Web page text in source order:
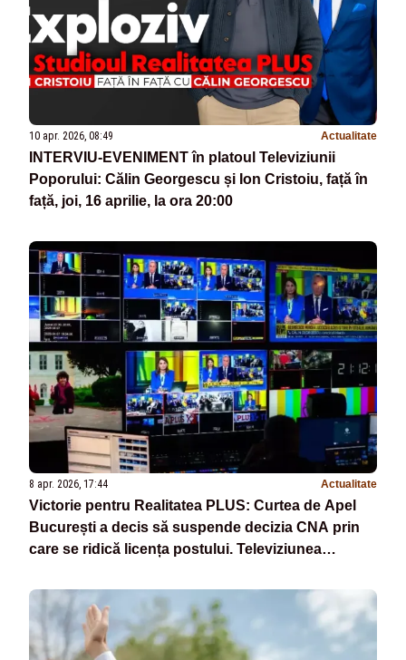
10 apr. 2026, 08:49 Actualitate
INTERVIU-EVENIMENT în platoul Televiziunii
Poporului: Călin Georgescu și Ion Cristoiu, față în
față, joi, 16 aprilie, la ora 20:00
8 apr. 2026, 17:44 Actualitate
Victorie pentru Realitatea PLUS: Curtea de Apel
București a decis să suspende decizia CNA prin
care se ridică licența postului. Televiziunea